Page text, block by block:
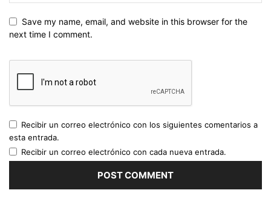
Save my name, email, and website in this browser for the
next time I comment.
Recibir un correo electrónico con los siguientes comentarios a
esta entrada.
Recibir un correo electrónico con cada nueva entrada.